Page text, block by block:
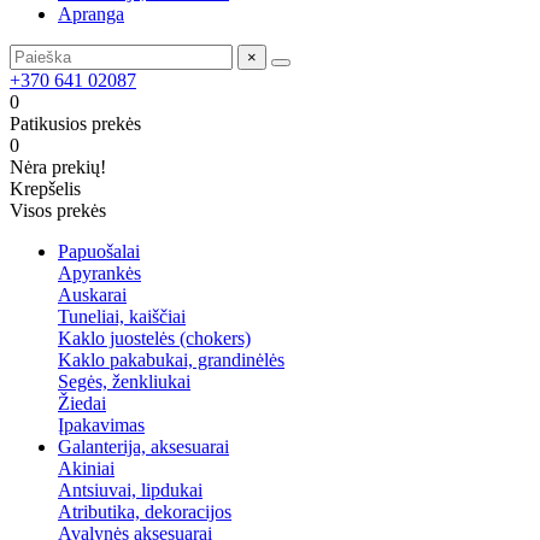
Apranga
×
+370 641 02087
0
Patikusios prekės
0
Nėra prekių!
Krepšelis
Visos prekės
Papuošalai
Apyrankės
Auskarai
Tuneliai, kaiščiai
Kaklo juostelės (chokers)
Kaklo pakabukai, grandinėlės
Segės, ženkliukai
Žiedai
Įpakavimas
Galanterija, aksesuarai
Akiniai
Antsiuvai, lipdukai
Atributika, dekoracijos
Avalynės aksesuarai